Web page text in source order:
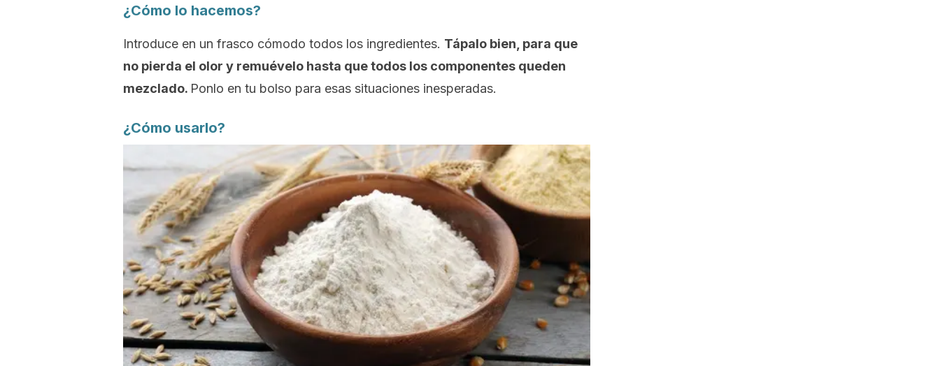
¿Cómo lo hacemos?
Introduce en un frasco cómodo todos los ingredientes. Tápalo bien, para que
no pierda el olor y remuévelo hasta que todos los componentes queden
mezclado. Ponlo en tu bolso para esas situaciones inesperadas.
¿Cómo usarlo?